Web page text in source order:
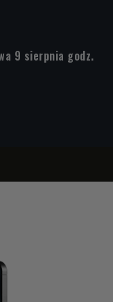
9 sierpnia godz.